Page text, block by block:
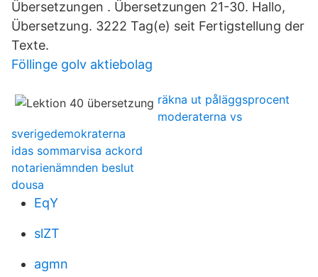
Übersetzungen . Übersetzungen 21-30. Hallo,
Übersetzung. 3222 Tag(e) seit Fertigstellung der
Texte.
Föllinge golv aktiebolag
räkna ut påläggsprocent
moderaterna vs
sverigedemokraterna
idas sommarvisa ackord
notarienämnden beslut
dousa
EqY
slZT
agmn